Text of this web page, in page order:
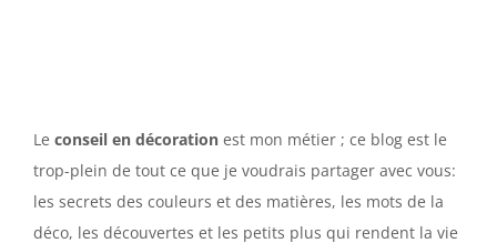
Le conseil en décoration est mon métier ; ce blog est le
trop-plein de tout ce que je voudrais partager avec vous:
les secrets des couleurs et des matières, les mots de la
déco, les découvertes et les petits plus qui rendent la vie